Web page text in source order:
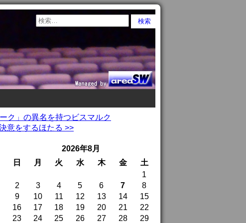
ク」の異名を持つビスマルク
意をするほたる >>
2026年8月
日
月 火 水 木 金 土
1
2
3 4 5 6 7
8
9
10 11 12 13 14
15
16
17 18 19 20 21
22
23
24 25 26 27 28
29